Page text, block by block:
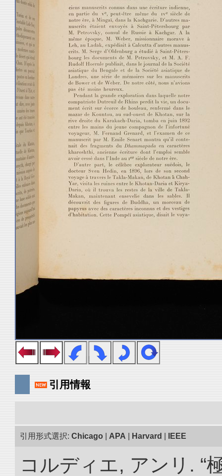
引用情報
引用形式選択: Chicago APA Harvard IEEE
コルディエ, アンリ. “